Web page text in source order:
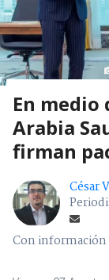
En medio
Arabia
firman
César
Con información